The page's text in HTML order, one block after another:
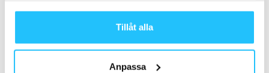
Tillåt alla
Anpassa
Fortsatt optimering av
anläggningsportföljen – ökad...
kundkommunikation – höj kravbilden och